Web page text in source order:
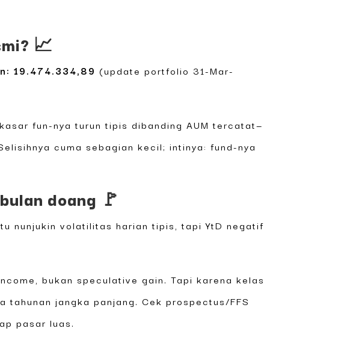
📈
19.474.334,89 (update portfolio 31-Mar-
fun-nya turun tipis dibanding AUM tercatat—
cuma sebagian kecil; intinya: fund-nya
doang 🚩
nunjukin volatilitas harian tipis, tapi YtD negatif
bukan speculative gain. Tapi karena kelas
tahunan jangka panjang. Cek prospectus/FFS
pasar luas.